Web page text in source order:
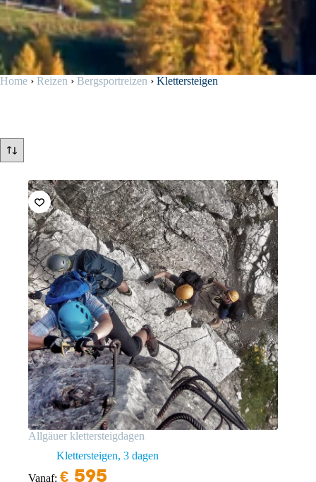
Home › Reizen › Bergsportreizen › Klettersteigen
Allgäuer klettersteigdagen
Klettersteigen 3 dagen
Vanaf: € 595